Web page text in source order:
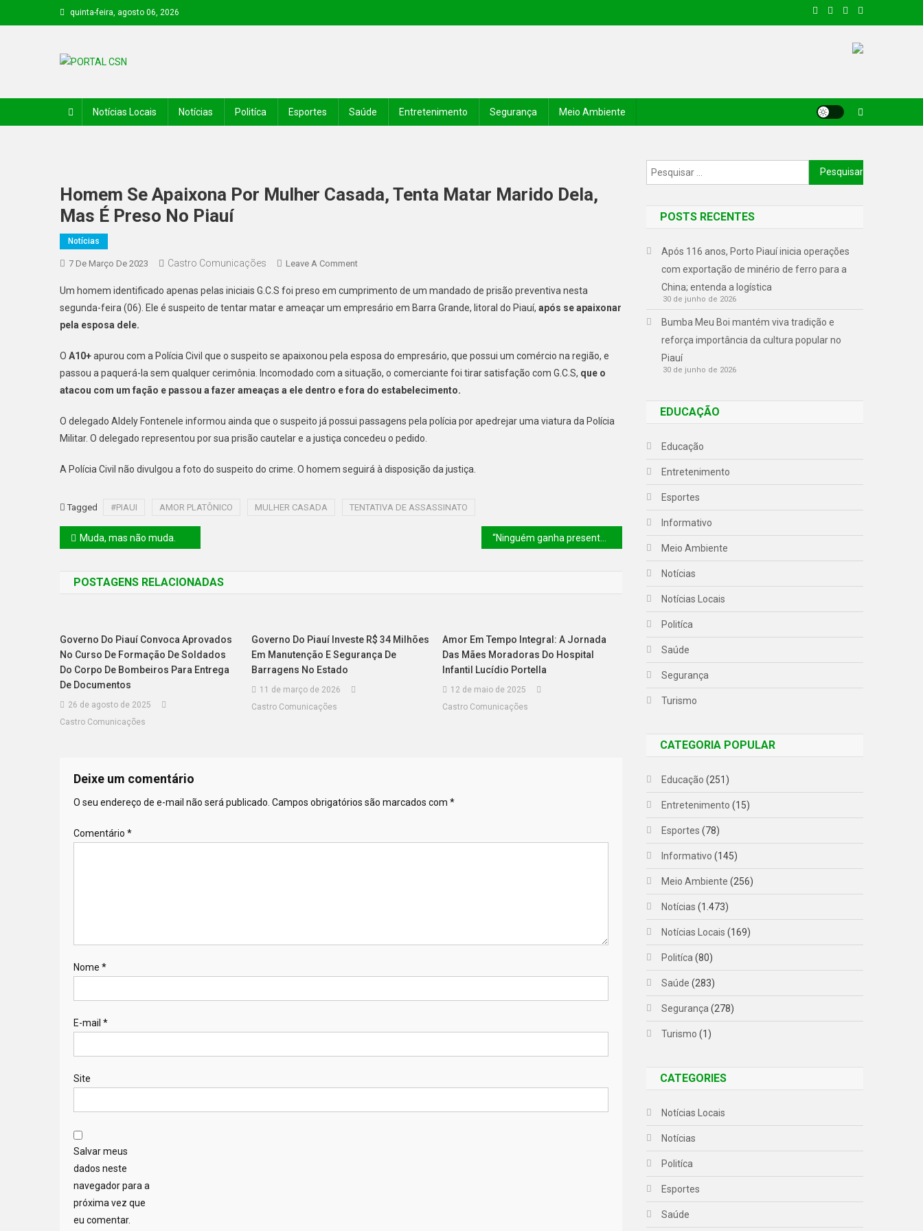
quinta-feira, agosto 06, 2026
Notícias Locais Notícias Politíca Esportes Saúde Entretenimento Segurança Meio Ambiente
Homem Se Apaixona Por Mulher Casada, Tenta Matar Marido Dela,
Mas É Preso No Piauí
Notícias
7 De Março De 2023 Castro Comunicações Leave A Comment
Um homem identificado apenas pelas iniciais G.C.S foi preso em cumprimento de um mandado de prisão preventiva nesta
segunda-feira (06). Ele é suspeito de tentar matar e ameaçar um empresário em Barra Grande, litoral do Piauí, após se apaixonar
pela esposa dele.
O A10+apurou com a Polícia Civil que o suspeito se apaixonou pela esposa do empresário, que possui um comércio na região, e
passou a paquerá-la sem qualquer cerimônia. Incomodado com a situação, o comerciante foi tirar satisfação com G.C.S, que o
atacou com um fação e passou a fazer ameaças a ele dentro e fora do estabelecimento.
O delegado Aldely Fontenele informou ainda que o suspeito já possui passagens pela polícia por apedrejar uma viatura da Polícia
Militar. O delegado representou por sua prisão cautelar e a justiça concedeu o pedido.
A Polícia Civil não divulgou a foto do suspeito do crime. O homem seguirá à disposição da justiça.
Tagged #PIAUI AMOR PLATÔNICO MULHER CASADA TENTATIVA DE ASSASSINATO
Muda, mas não muda.
POSTAGENS RELACIONADAS
Governo Do Piauí Convoca Aprovados
No Curso De Formação De Soldados
Do Corpo De Bombeiros Para Entrega
De Documentos
26 de agosto de 2025
Castro Comunicações
Governo Do Piauí Investe R$ 34 Milhões
Em Manutenção E Segurança De
Barragens No Estado
11 de março de 2026
Castro Comunicações
Amor Em Tempo Integral: A Jornada
Das Mães Moradoras Do Hospital
Infantil Lucídio Portella
12 de maio de 2025
Castro Comunicações
Deixe um comentário
O seu endereço de e-mail não será publicado. Campos obrigatórios são marcados com *
Comentário *
Nome *
E-mail *
Site
Salvar meus
dados neste
navegador para a
próxima vez que
eu comentar.
POSTS RECENTES
Após 116 anos, Porto Piauí inicia operações
com exportação de minério de ferro para a
China; entenda a logística
30 de junho de 2026
Bumba Meu Boi mantém viva tradição e
reforça importância da cultura popular no
Piauí
30 de junho de 2026
EDUCAÇÃO
Educação
Entretenimento
Esportes
Informativo
Meio Ambiente
Notícias
Notícias Locais
Politíca
Saúde
Segurança
Turismo
CATEGORIA POPULAR
Educação (251)
Entretenimento (15)
Esportes (78)
Informativo (145)
Meio Ambiente (256)
Notícias (1.473)
Notícias Locais (169)
Politíca (80)
Saúde (283)
Segurança (278)
Turismo (1)
CATEGORIES
Notícias Locais
Notícias
Politíca
Esportes
Saúde